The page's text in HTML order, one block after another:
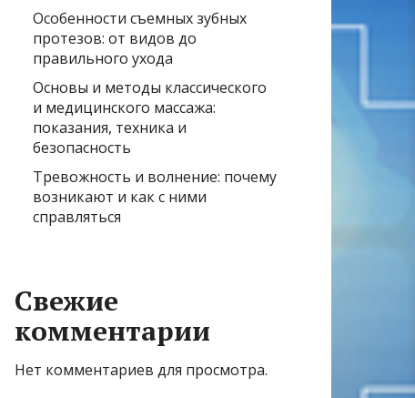
Особенности съемных зубных
протезов: от видов до
правильного ухода
Основы и методы классического
и медицинского массажа:
показания, техника и
безопасность
Тревожность и волнение: почему
возникают и как с ними
справляться
Свежие
комментарии
Нет комментариев для просмотра.